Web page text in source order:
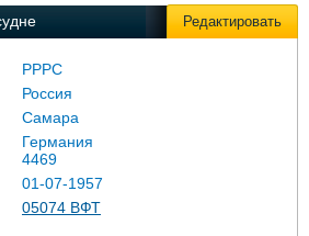
Галерея флота
Форум
Редактировать
РРРС
Россия
Самара
Германия
4469
01-07-1957
05074 ВФТ